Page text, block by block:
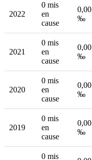
2022
0 mis
en
cause
0,00
‰
2021
0 mis
en
cause
0,00
‰
2020
0 mis
en
cause
0,00
‰
2019
0 mis
en
cause
0,00
‰
0 mis